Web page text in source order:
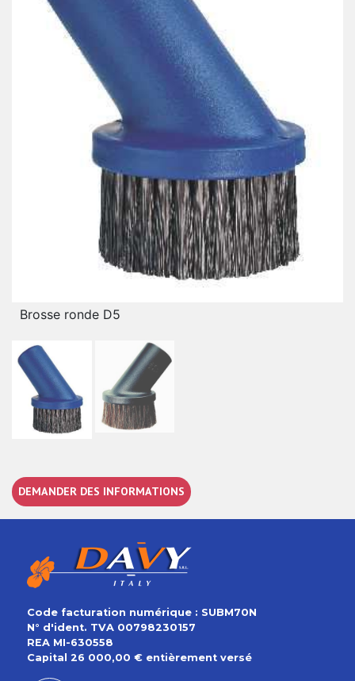
Brosse ronde D5
DEMANDER DES INFORMATIONS
Code facturation numérique : SUBM70N
N° d'ident. TVA 00798230157
REA MI-630558
Capital 26 000,00 € entièrement versé